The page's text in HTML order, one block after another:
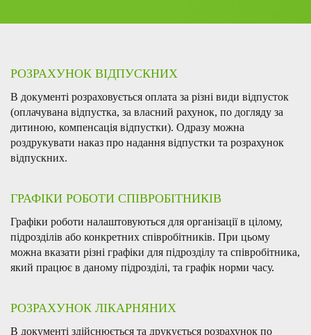
РОЗРАХУНОК ВІДПУСКНИХ
В документі розраховується оплата за різні види відпусток
(оплачувана відпустка, за власний рахунок, по догляду за
дитиною, компенсація відпустки). Одразу можна
роздрукувати наказ про надання відпустки та розрахунок
відпускних.
ГРАФІКИ РОБОТИ СПІВРОБІТНИКІВ
Графіки роботи налаштовуються для організації в цілому,
підрозділів або конкретних співробітників. При цьому
можна вказати різні графіки для підрозділу та співробітника,
який працює в даному підрозділі, та графік норми часу.
РОЗРАХУНОК ЛІКАРНЯНИХ
В документі здійснюється та друкується розрахунок по